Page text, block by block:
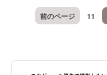
前のページ 11